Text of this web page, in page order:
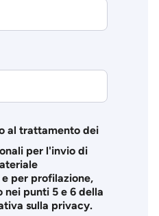
al trattamento dei
per l'invio di
per profilazione,
nei punti 5 e 6 della
sulla privacy.